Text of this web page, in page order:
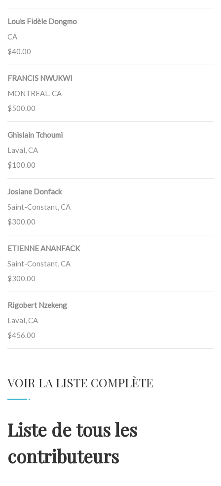
Louis Fidèle Dongmo
CA
$40.00
FRANCIS NWUKWI
MONTREAL, CA
$500.00
Ghislain Tchoumi
Laval, CA
$100.00
Josiane Donfack
Saint-Constant, CA
$300.00
ETIENNE ANANFACK
Saint-Constant, CA
$300.00
Rigobert Nzekeng
Laval, CA
$456.00
VOIR LA LISTE COMPLÈTE
Liste de tous les
contributeurs